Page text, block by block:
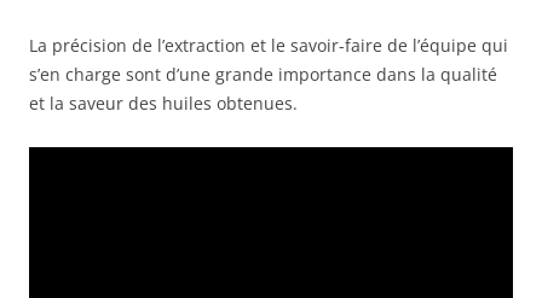
La précision de l’extraction et le savoir-faire de l’équipe qui
s’en charge sont d’une grande importance dans la qualité
et la saveur des huiles obtenues.